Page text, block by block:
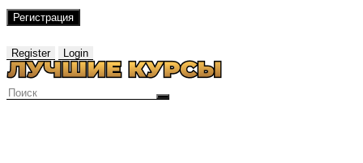
Регистрация
Register Login